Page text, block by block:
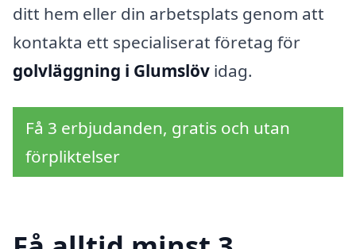
ditt hem eller din arbetsplats genom att
kontakta ett specialiserat företag för
golvläggning i Glumslöv idag.
Få 3 erbjudanden, gratis och utan
förpliktelser